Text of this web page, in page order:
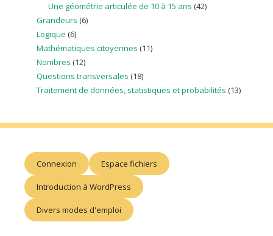
Une géométrie articulée de 10 à 15 ans (42)
Grandeurs (6)
Logique (6)
Mathématiques citoyennes (11)
Nombres (12)
Questions transversales (18)
Traitement de données, statistiques et probabilités (13)
Connexion Espace fichiers
Introduction à WordPress
Divers modes d'emploi